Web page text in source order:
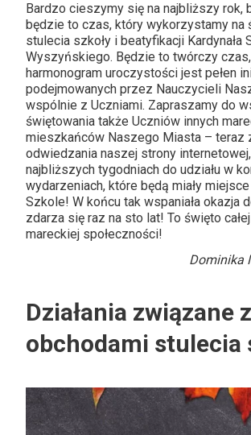
Bardzo cieszymy się na najbliższy rok,
będzie to czas, który wykorzystamy na
stulecia szkoły i beatyfikacji Kardynała
Wyszyńskiego. Będzie to twórczy
harmonogram uroczystości jest pełen
podejmowanych przez Nauczycieli
wspólnie z Uczniami. Zapraszamy do
świętowania także Uczniów innych
mieszkańców Naszego Miasta – teraz
odwiedzania naszej strony
najbliższych tygodniach do udziału w
wydarzeniach, które będą miały
Szkole! W końcu tak wspaniała okazja
zdarza się raz na sto lat! To święto
mareckiej społeczności!
Dominika
Działania związane z
obchodami stulecia